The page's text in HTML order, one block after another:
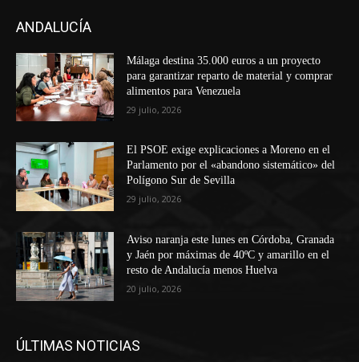
ANDALUCÍA
Málaga destina 35.000 euros a un proyecto
para garantizar reparto de material y comprar
alimentos para Venezuela
29 julio, 2026
El PSOE exige explicaciones a Moreno en el
Parlamento por el «abandono sistemático» del
Polígono Sur de Sevilla
29 julio, 2026
Aviso naranja este lunes en Córdoba, Granada
y Jaén por máximas de 40ºC y amarillo en el
resto de Andalucía menos Huelva
20 julio, 2026
ÚLTIMAS NOTICIAS